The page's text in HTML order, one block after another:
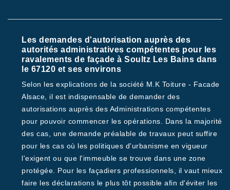
Les demandes d'autorisation auprès des
autorités administratives compétentes pour les
ravalements de façade à Soultz Les Bains dans
le 67120 et ses environs
Selon les explications de la société M.K Toiture - Facade
Alsace, il est indispensable de demander des
autorisations auprès des Administrations compétentes
pour pouvoir commencer les opérations. Dans la majorité
des cas, une demande préalable de travaux peut suffire
pour les cas où les politiques d'urbanisme en vigueur
l'exigent ou que l'immeuble se trouve dans une zone
protégée. Pour les façadiers professionnels, il vaut mieux
faire les déclarations le plus tôt possible afin d'éviter les